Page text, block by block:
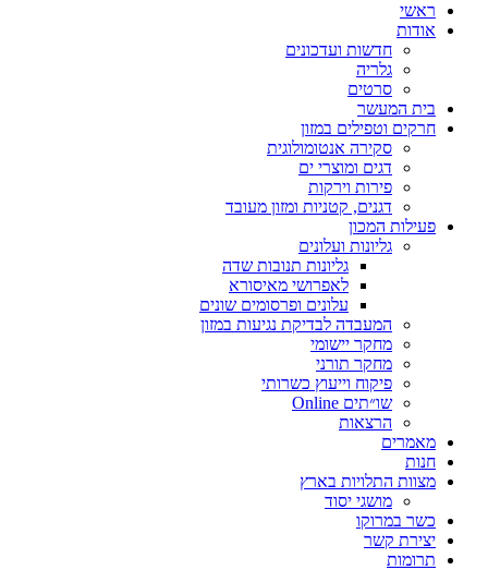
ראשי
אודות
חדשות ועדכונים
גלריה
סרטים
בית המעשר
חרקים וטפילים במזון
סקירה אנטומולוגית
דגים ומוצרי ים
פירות וירקות
דגנים, קטניות ומזון מעובד
פעילות המכון
גליונות ועלונים
גליונות תנובות שדה
לאפרושי מאיסורא
עלונים ופרסומים שונים
המעבדה לבדיקת נגיעות במזון
מחקר יישומי
מחקר תורני
פיקוח וייעוץ כשרותי
שו״תים Online
הרצאות
מאמרים
חנות
מצוות התלויות בארץ
מושגי יסוד
כשר במרוקו
יצירת קשר
תרומות